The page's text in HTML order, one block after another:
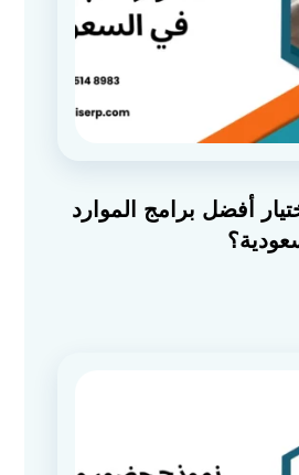
أفضل برامج الموارد